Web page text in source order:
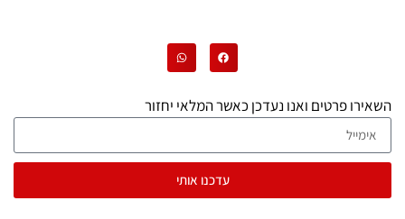
השאירו פרטים ואנו נעדכן כאשר המלאי יחזור
עדכנו אותי